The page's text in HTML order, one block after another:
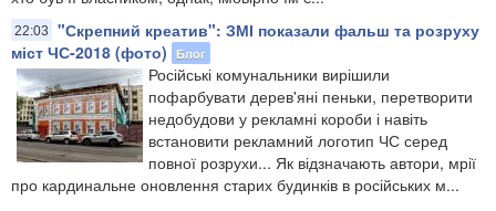
22:03
"Скрепний креатив": ЗМІ показали фальш та розруху
міст ЧС-2018 (фото)
Блог
Російські комунальники вирішили
пофарбувати дерев'яні пеньки, перетворити
недобудови у рекламні короби і навіть
встановити рекламний логотип ЧС серед
повної розрухи... Як відзначають автори, мрії
про кардинальне оновлення старих будинків в російських м...